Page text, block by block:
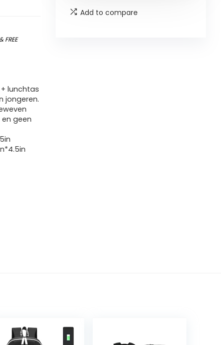
&FREE
lunchtas
jongeren.
geen
Add to compare